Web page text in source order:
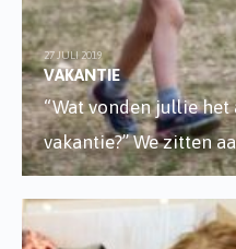
27 JULI 2019
VAKANTIE
“Wat vonden jullie
vakantie?” We zitten